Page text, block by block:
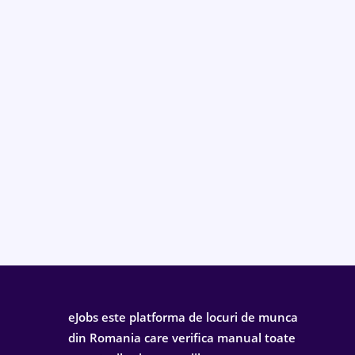
eJobs este platforma de locuri de munca
din Romania care verifica manual toate